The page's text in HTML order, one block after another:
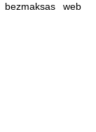
bezmaksas
web